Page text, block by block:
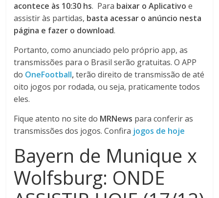
acontece às 10:30 hs. Para baixar o Aplicativo e
assistir às partidas, basta acessar o anúncio nesta
página e fazer o download.
Portanto, como anunciado pelo próprio app, as
transmissões para o Brasil serão gratuitas. O APP
do OneFootball,terão direito de transmissão de até
oito jogos por rodada, ou seja, praticamente todos
eles.
Fique atento no site do MRNews para conferir as
transmissões dos jogos. Confira jogos de hoje
Bayern de Munique x
Wolfsburg: ONDE